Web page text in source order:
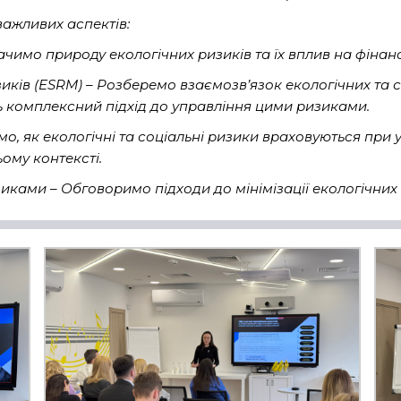
аспектів:
природу екологічних ризиків та їх вплив на
(ESRM) – Розберемо взаємозв’язок екологічних та
комплексний підхід до управління цими ризиками.
екологічні та соціальні ризики враховуються при
контексті.
– Обговоримо підходи до мінімізації